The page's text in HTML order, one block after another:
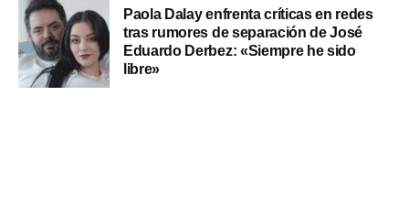
Paola Dalay enfrenta críticas en redes
tras rumores de separación de José
Eduardo Derbez: «Siempre he sido
libre»